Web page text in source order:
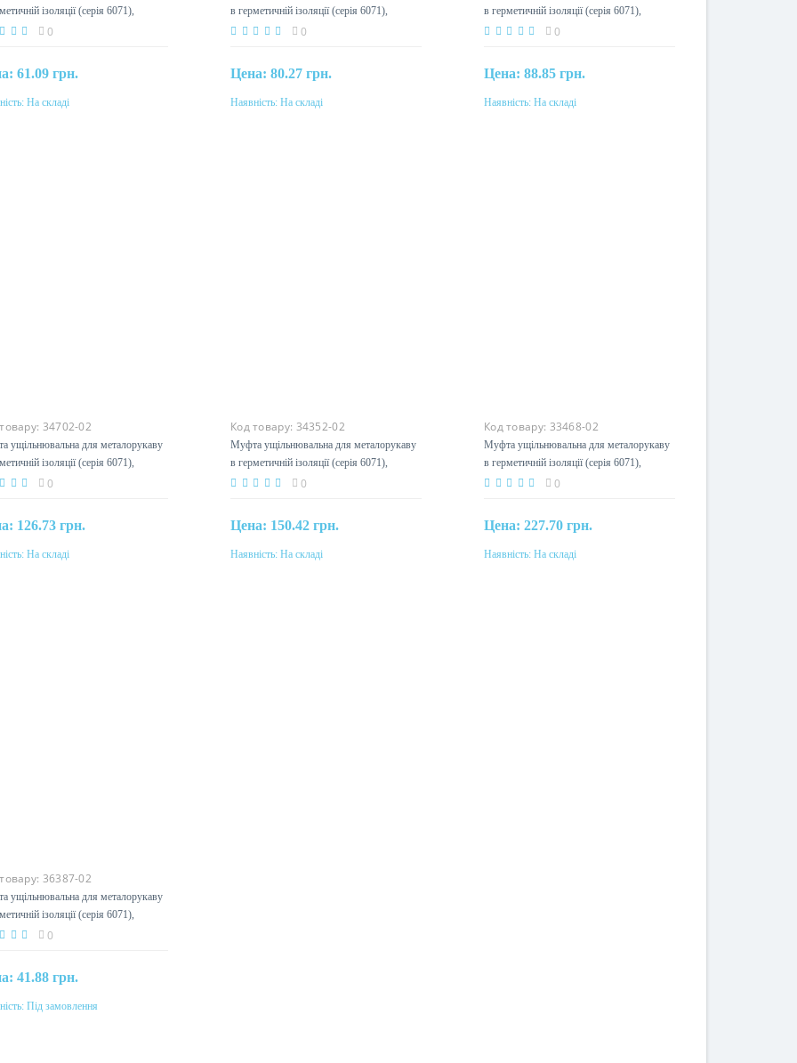
ізоляції (серія 6071),
0
61.09 грн.
КупитиНа складі
в герметичній ізоляції (серія 6071),
DN20мм
0
Цена:80.27 грн.
Купити
Наявність: На складі
в герметичній ізоляції (серія 6071),
DN26мм
0
Цена:88.85 грн.
Купити
Наявність: На складі
34702-02
ущільнювальна для металорукаву
ізоляції (серія 6071),
0
126.73 грн.
КупитиНа складі
Код товару: 34352-02
Муфта ущільнювальна для металорукаву
в герметичній ізоляції (серія 6071),
DN40мм
0
Цена:150.42 грн.
Купити
Наявність: На складі
Код товару: 33468-02
Муфта ущільнювальна для металорукаву
в герметичній ізоляції (серія 6071),
DN50мм
0
Цена:227.70 грн.
Купити
Наявність: На складі
36387-02
ущільнювальна для металорукаву
ізоляції (серія 6071),
0
41.88 грн.
Під замовлення
Під замовлення